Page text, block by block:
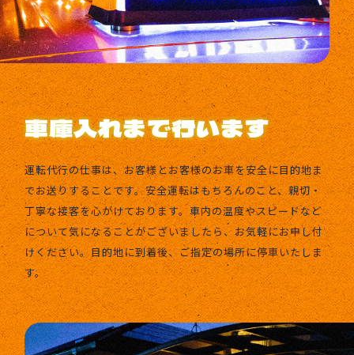
車庫入れまで行います
運転代行の仕事は、お客様とお客様のお車を安全に目的地ま
でお送りすることです。安全運転はもちろんのこと、親切・
丁寧な接客を心がけております。車内の温度やスピードなど
について気になることがございましたら、お気軽にお申し付
けください。目的地に到着後、ご指定の場所に停車いたしま
す。